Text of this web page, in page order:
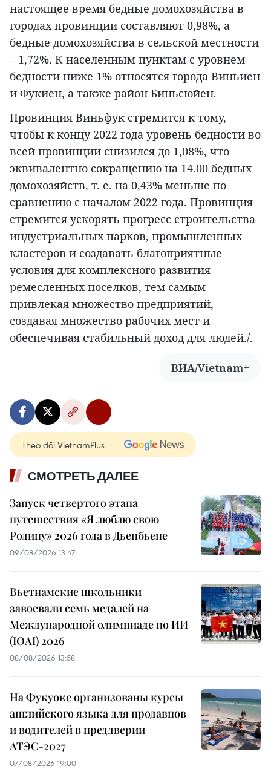
настоящее время бедные домохозяйства в
городах провинции составляют 0,98%, а
бедные домохозяйства в сельской местности
– 1,72%. К населенным пунктам с уровнем
бедности ниже 1% относятся города Виньиен
и Фукиен, а также район Биньсюйен.
Провинция Виньфук стремится к тому,
чтобы к концу 2022 года уровень бедности во
всей провинции снизился до 1,08%, что
эквивалентно сокращению на 14.00 бедных
домохозяйств, т. е. на 0,43% меньше по
сравнению с началом 2022 года. Провинция
стремится ускорять прогресс строительства
индустриальных парков, промышленных
кластеров и создавать благоприятные
условия для комплексного развития
ремесленных поселков, тем самым
привлекая множество предприятий,
создавая множество рабочих мест и
обеспечивая стабильный доход для людей./.
ВИА/Vietnam+
Theo dõi VietnamPlus
СМОТРЕТЬ ДАЛЕЕ
Запуск четвертого этапа
путешествия «Я люблю свою
Родину» 2026 года в Дьенбьене
09/08/2026 13:47
Вьетнамские школьники
завоевали семь медалей на
Международной олимпиаде по ИИ
(IOAI) 2026
08/08/2026 13:58
На Фукуоке организованы курсы
английского языка для продавцов
и водителей в преддверии
АТЭС-2027
07/08/2026 19:00